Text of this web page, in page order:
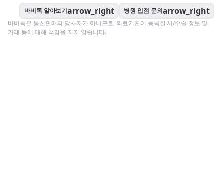
바비톡 알아보기arrow_right 병원 입점 문의arrow_right
바비톡은 통신판매의 당사자가 아니므로, 의료기관이 등록한 시/수술 정보 및
거래 등에 대해 책임을 지지 않습니다.